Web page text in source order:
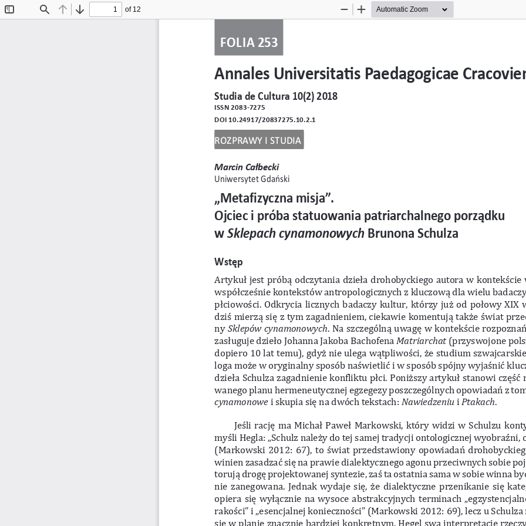
Find Previous
Next
of 12
Zoom
Zoom
FOLIA 253
Annales Universitatis Paedagogicae
Studia de Cultura 10(2) 2018
ISSN 2083-7275
DOI 10.24917/20837275.10.2.1
RozpRawy i studia
Marcin Całbecki
Uniwersytet Gdański
„Metafizyczna misja”.
Ojciec i próba statuowania patriarchalnego porządku
w Sklepach cynamonowych Brunona Schulza
Wstęp
Artykuł jest próbą odczytania dzieła drohobyckiego autora w kontekście
współcześnie kontekstów antropologicznych z kluczową dla wielu
płciowości. Odkrycia licznych badaczy kultur, którzy już od połowy XIX
dziś mierzą się z tym zagadnieniem, ciekawie komentują także świat
ny Sklepów cynamonowych . Na szczególną uwagę w kontekście
zasługuje dzieło Johanna Jakoba Bachofena Matriarchat (przyswojone
dopiero 10 lat temu), gdyż nie ulega wątpliwości, że studium
loga może w oryginalny sposób naświetlić i w  sposób spójny wyjaśnić
dzieła Schulza zagadnienie konfliktu płci. Poniższy artykuł stanowi część
wanego planu hermeneutycznej egzegezy poszczególnych opowiadań z
cynamonowe i skupia się na dwóch tekstach: Nawiedzeniu i Ptakach
Jeśli rację ma Michał Paweł Markowski, który widzi w Schulzu
myśli Hegla: „Schulz należy do tej samej tradycji ontologicznej wyobraźni,
(Markowski 2012: 67), to świat przedstawiony opowiadań
winien zasadzać się na prawie dialektycznego agonu przeciwnych sobie
torują drogę projektowanej syntezie, zaś ta ostatnia sama w sobie winna
nie zanegowana. Jednak wydaje się, że dialektyczne przenikanie się
opiera się wyłącznie na wysoce abstrakcyjnych terminach
rakości” i „esencjalnej konieczności” (Markowski 2012: 69), lecz u
się w   planie znacznie bardziej konkretnym. Hegel swą interpretację